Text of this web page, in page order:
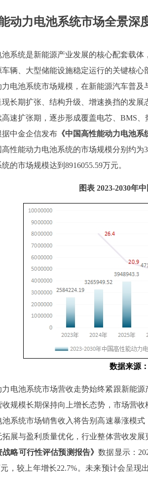
动力电池系统市场全景深
系统是新能源产业发展的核心配套载
辆、大型储能设施稳定运行的关键核心
电池系统市场规模，在新能源汽车普
长期扩张、结构升级、增速换挡的发
速扩张期，逐步形成覆盖电芯、 BMS、
中金企信发布 《中国高性能动力电池系
高性能动力电池系统的市场规模分别 约为
的市场规模达到 8916055.59万元。
图表 2023-2030年
数据来源
力电池系统市场营收走势始终紧跟新能
规模长期保持向上增长态势，市场营
系统市场销售收入将告别高速暴涨模
展与盈利质量优化，行业整体营收发展
略可行性评估预测报告》数据显示：
，较上年增长22.7%。未来预计会呈现